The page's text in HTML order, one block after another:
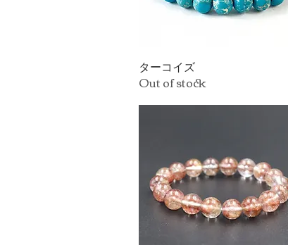
Quick View
ターコイズ
Out of stock